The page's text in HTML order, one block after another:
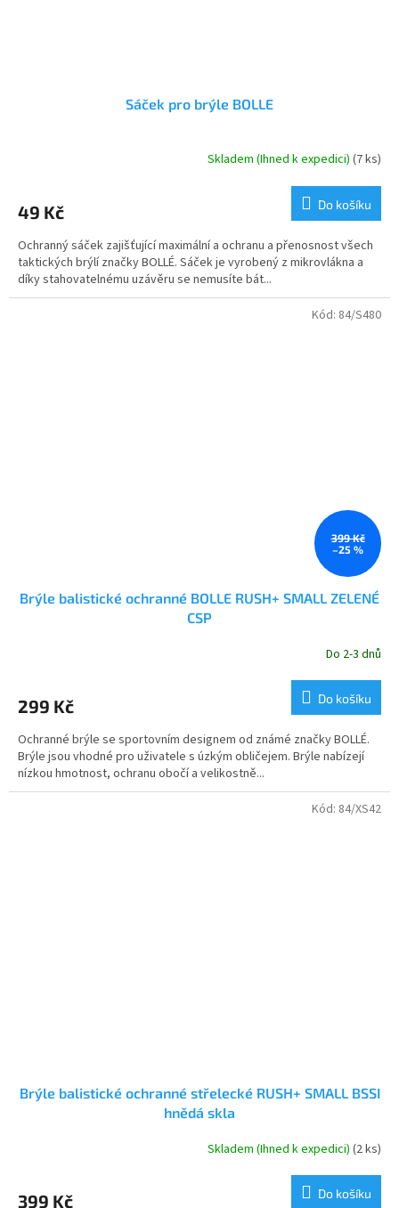
Sáček pro brýle BOLLE
je
z
5
hvězdiček.
Skladem (Ihned k expedici)(7 ks)
49 Kč Do košíku
Ochranný sáček zajišťující maximální a ochranu a přenosnost všech
taktických brýlí značky BOLLÉ. Sáček je vyrobený z mikrovlákna a
díky stahovatelnému uzávěru se nemusíte bát...
399 Kč
–25 %
Brýle balistické ochranné BOLLE RUSH+ SMALL ZELENÉ
CSP
Do 2-3 dnů
299 Kč Do košíku
Ochranné brýle se sportovním designem od známé značky BOLLÉ.
Brýle jsou vhodné pro uživatele s úzkým obličejem. Brýle nabízejí
nízkou hmotnost, ochranu obočí a velikostně...
Kód: 84/S480
Brýle balistické ochranné střelecké RUSH+ SMALL BSSI
hnědá skla
Skladem (Ihned k expedici) (2 ks)
399 Kč Do košíku
Kód: 84/XS42